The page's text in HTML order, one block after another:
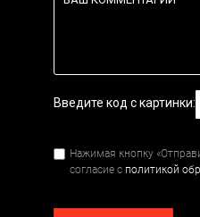
Введите код с картинки:
Нажимая кнопку
согласие с политикой